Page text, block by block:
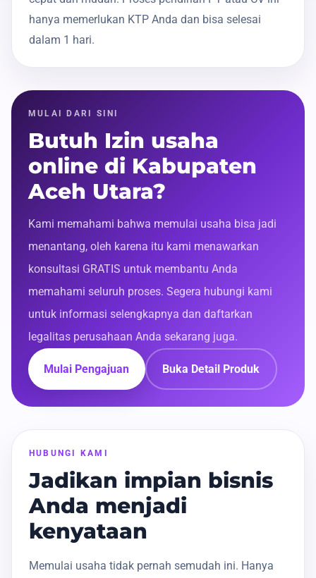
hanya memerlukan KTP Anda dan bisa selesai
dalam 1 hari.
MULAI DARI SINI
Butuh Izin usaha
online di Kabupaten
Aceh Utara?
Kami memahami bahwa memulai usaha bisa jadi
menantang, oleh karena itu kami menawarkan
konsultasi GRATIS untuk membantu Anda
memahami seluruh proses. Segera hubungi kami
untuk informasi selengkapnya dan daftarkan
legalitas perusahaan Anda sekarang juga.
Mulai Pengajuan Buka Detail Produk
HUBUNGI KAMI
Jadikan impian bisnis
Anda menjadi
kenyataan
Memulai usaha tidak pernah semudah ini. Hanya